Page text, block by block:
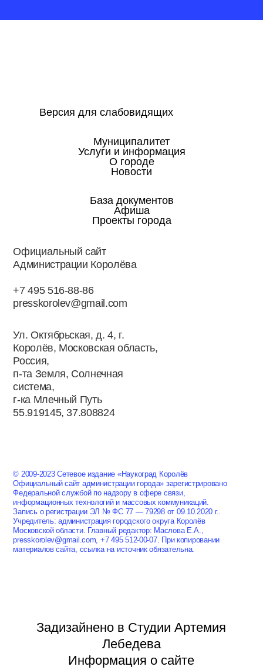
Официальный сайт
Администрации Королёва
+7 495 516-88-86
presskorolev@gmail.com
Ул. Октябрьская, д. 4, г.
Королёв, Московская область,
Россия,
п-та Земля, Солнечная
система,
г-ка Млечный Путь
55.919145, 37.808824
Муниципалитет
Услуги и информация
О городе
Новости
База документов
Афиша
Проекты города
Версия для слабовидящих
© 2009-2023 Сетевое издание «Наукоград Королёв
Официальный сайт администрации города» зарегистрировано
Федеральной службой по надзору в сфере связи,
информационных технологий и массовых коммуникаций.
Запись о регистрации ЭЛ № ФС 77 — 79298 от 09.10.2020 г..
Учредитель: администрация городского округа Королёв
Московской области. Главный редактор: Маслова Е.А.,
presskorolev@gmail.com, +7 495 512-00-07. При копировании
материалов сайта, ссылка на источник обязательна.
Задизайнено в Студии Артемия
Лебедева
Информация о сайте